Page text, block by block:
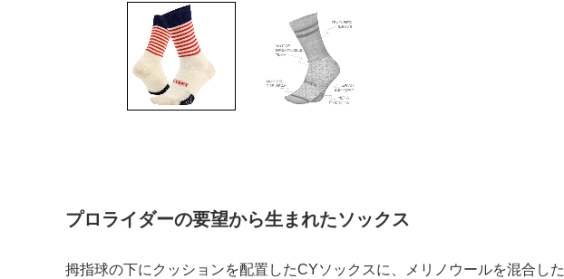
プロライダーの要望から生まれたソックス
拇指球の下にクッションを配置したCYソックスに、メリノウールを混合した